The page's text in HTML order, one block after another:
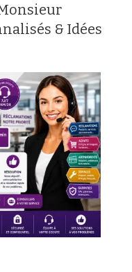
Monsieur
& Idées